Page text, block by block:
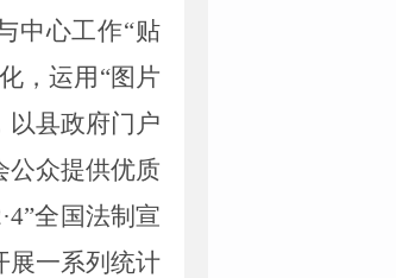
中心工作“贴
，运用 “图片
以县政府门户
公众提供优质
·4”全国法制宣
展一系列统计